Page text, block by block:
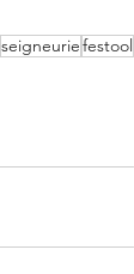
seigneuriefestool